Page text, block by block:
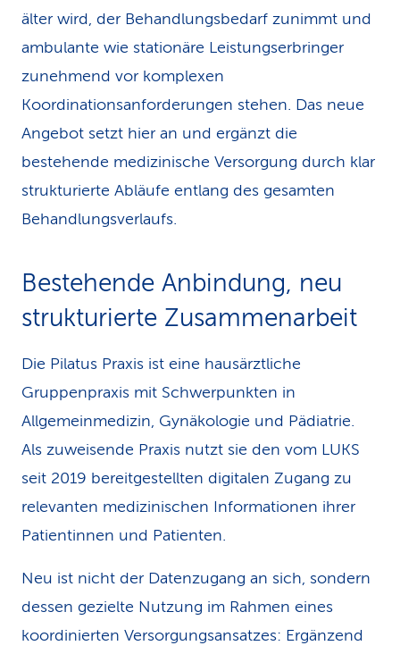
älter wird, der Behandlungsbedarf zunimmt und
ambulante wie stationäre Leistungserbringer
zunehmend vor komplexen
Koordinationsanforderungen stehen. Das neue
Angebot setzt hier an und ergänzt die
bestehende medizinische Versorgung durch klar
strukturierte Abläufe entlang des gesamten
Behandlungsverlaufs.
Bestehende Anbindung, neu
strukturierte Zusammenarbeit
Die Pilatus Praxis ist eine hausärztliche
Gruppenpraxis mit Schwerpunkten in
Allgemeinmedizin, Gynäkologie und Pädiatrie.
Als zuweisende Praxis nutzt sie den vom LUKS
seit 2019 bereitgestellten digitalen Zugang zu
relevanten medizinischen Informationen ihrer
Patientinnen und Patienten.
Neu ist nicht der Datenzugang an sich, sondern
dessen gezielte Nutzung im Rahmen eines
koordinierten Versorgungsansatzes: Ergänzend